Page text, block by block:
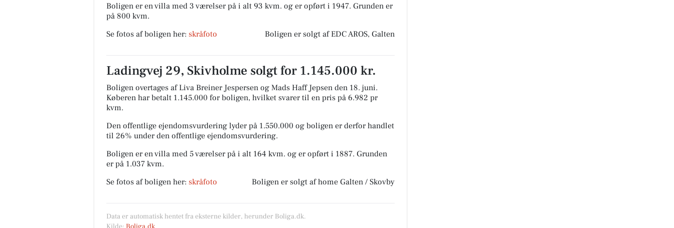
Boligen er en villa med 3 værelser på i alt 93 kvm. og er opført i 1947. Grunden er
på 800 kvm.
Se fotos af boligen her: skråfoto Boligen er solgt af EDC AROS, Galten
Ladingvej 29, Skivholme solgt for 1.145.000 kr.
Boligen overtages af Liva Breiner Jespersen og Mads Haff Jepsen den 18. juni.
Køberen har betalt 1.145.000 for boligen, hvilket svarer til en pris på 6.982 pr
kvm.
Den offentlige ejendomsvurdering lyder på 1.550.000 og boligen er derfor handlet
til 26% under den offentlige ejendomsvurdering.
Boligen er en villa med 5 værelser på i alt 164 kvm. og er opført i 1887. Grunden
er på 1.037 kvm.
Se fotos af boligen her: skråfoto Boligen er solgt af home Galten / Skovby
Data er automatisk hentet fra eksterne kilder, herunder Boliga.dk.